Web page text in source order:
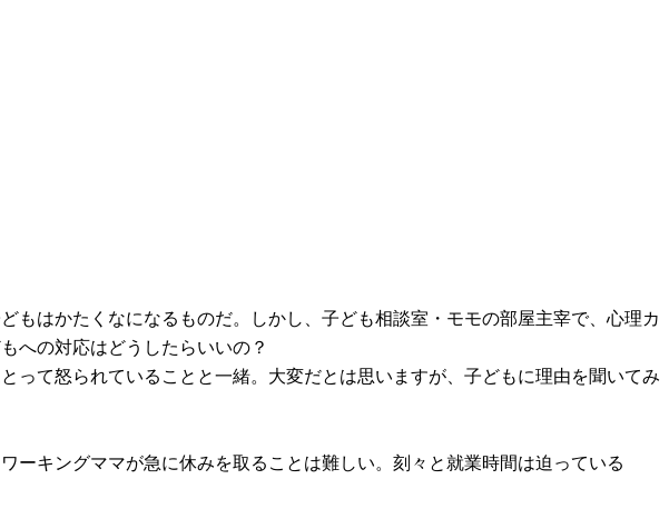
はかたくなになるものだ。しかし、子ども相談室・モモの部屋主宰で、心理カ
への対応はどうしたらいいの？
って怒られていることと一緒。大変だとは思いますが、子どもに理由を聞いてみ
キングママが急に休みを取ることは難しい。刻々と就業時間は迫っている